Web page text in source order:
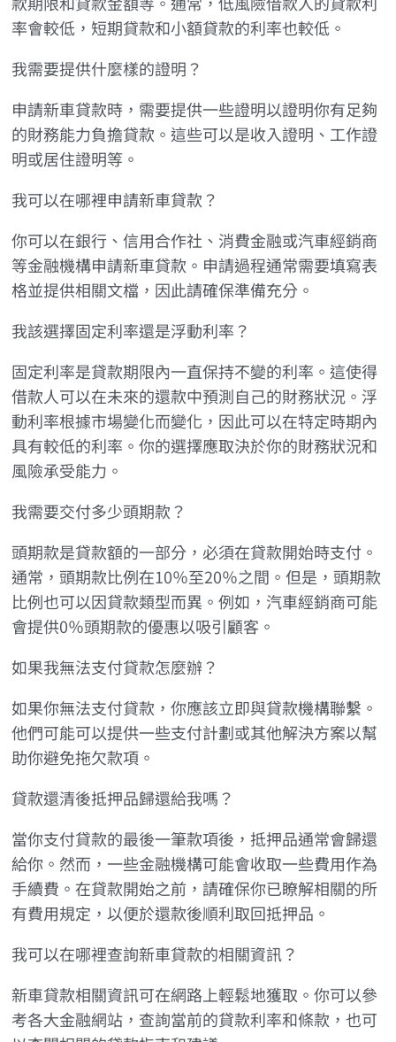
率會較低，短期貸款和小額貸款的利率也較低。
我需要提供什麼樣的證明？
申請新車貸款時，需要提供一些證明以證明你有足夠
的財務能力負擔貸款。這些可以是收入證明、工作證
明或居住證明等。
我可以在哪裡申請新車貸款？
你可以在銀行、信用合作社、消費金融或汽車經銷商
等金融機構申請新車貸款。申請過程通常需要填寫表
格並提供相關文檔，因此請確保準備充分。
我該選擇固定利率還是浮動利率？
固定利率是貸款期限內一直保持不變的利率。這使得
借款人可以在未來的還款中預測自己的財務狀況。浮
動利率根據市場變化而變化，因此可以在特定時期內
具有較低的利率。你的選擇應取決於你的財務狀況和
風險承受能力。
我需要交付多少頭期款？
頭期款是貸款額的一部分，必須在貸款開始時支付。
通常，頭期款比例在10％至20％之間。但是，頭期款
比例也可以因貸款類型而異。例如，汽車經銷商可能
會提供0％頭期款的優惠以吸引顧客。
如果我無法支付貸款怎麼辦？
如果你無法支付貸款，你應該立即與貸款機構聯繫。
他們可能可以提供一些支付計劃或其他解決方案以幫
助你避免拖欠款項。
貸款還清後抵押品歸還給我嗎？
當你支付貸款的最後一筆款項後，抵押品通常會歸還
給你。然而，一些金融機構可能會收取一些費用作為
手續費。在貸款開始之前，請確保你已瞭解相關的所
有費用規定，以便於還款後順利取回抵押品。
我可以在哪裡查詢新車貸款的相關資訊？
新車貸款相關資訊可在網路上輕鬆地獲取。你可以參
考各大金融網站，查詢當前的貸款利率和條款，也可